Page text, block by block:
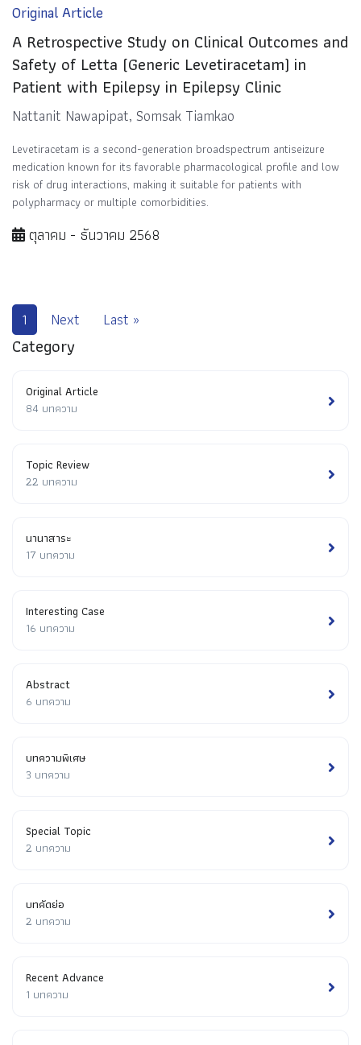
Original Article
A Retrospective Study on Clinical Outcomes and
Safety of Letta (Generic Levetiracetam) in
Patient with Epilepsy in Epilepsy Clinic
Nattanit Nawapipat, Somsak Tiamkao
Levetiracetam is a second-generation broadspectrum antiseizure
medication known for its favorable pharmacological profile and low
risk of drug interactions, making it suitable for patients with
polypharmacy or multiple comorbidities.
ตุลาคม - ธันวาคม 2568
1 Next Last »
Category
Original Article
84 บทความ
Topic Review
22 บทความ
นานาสาระ
17 บทความ
Interesting Case
16 บทความ
Abstract
6 บทความ
บทความพิเศษ
3 บทความ
Special Topic
2 บทความ
บทคัดย่อ
2 บทความ
Recent Advance
1 บทความ